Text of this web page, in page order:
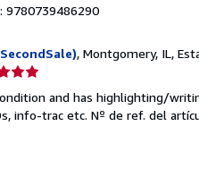
9780739486290
, Montgomery, IL,
and has highlighting/
info-trac etc. Nº de ref. del